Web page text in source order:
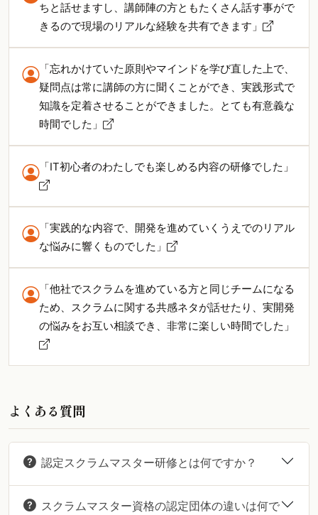
ちと話せますし、講師陣の方ともたくさん話す事がで
きるので現場のリアルな経験を共有できます」
「忘れかけていた原則やマインドを学び直した上で、
疑問点は常に講師の方に聞くことができ、実践形式で
知識を定着させることができました。とても有意義な
時間でした」
「IT初心者のわたしでも楽しめる内容の研修でした」
「実践的な内容で、開発を進めていくうえでのリアル
な悩みに響くものでした」
「他社でスクラムを進めている方と同じチームになる
ため、スクラムに関する共感ネタが話せたり、実開発
の悩みをお互い相談でき、非常に楽しい時間でした」
よくある質問
認定スクラムマスター研修とは何ですか？
スクラムマスター資格の認定団体の違いは何で